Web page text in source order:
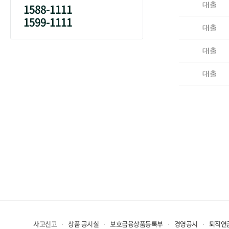
1588-1111
1599-1111
대출
대출
대출
대출
사고신고 상품 공시실 보호금융상품등록부 경영공시
퇴직연